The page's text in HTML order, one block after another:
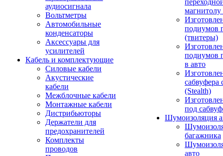
аудиосигнала
Вольтметры
Автомобильные
конденсаторы
Аксессуары для
усилителей
Кабель и комплектующие
Силовые кабели
Акустические
кабели
Межблочные кабели
Монтажные кабели
Дистрибьюторы
Держатели для
предохранителей
Комплекты
проводов
подиумов
(твитеры)
подиумов
в авто
сабвуфера
(Stealth)
под
Шумоизоляция
багажника
авто